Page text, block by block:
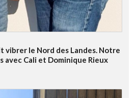
vibrer le Nord des Landes. Notre
avec Cali et Dominique Rieux